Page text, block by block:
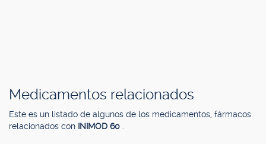
Medicamentos relacionados
Este es un listado de algunos de los medicamentos, fármacos
relacionados con INIMOD 60